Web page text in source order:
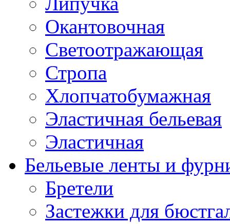
Окантовочная
Светоотражающая
Стропа
Хлопчатобумажная
Эластичная бельевая
Эластичная
Бельевые ленты и
Бретели
Застежки для